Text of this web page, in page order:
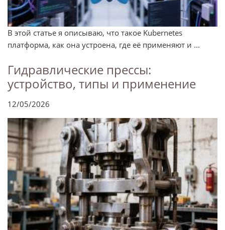
В этой статье я описываю, что такое Kubernetes
платформа, как она устроена, где её применяют и ...
Гидравлические прессы:
устройство, типы и применение
12/05/2026